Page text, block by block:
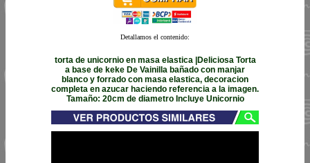
Detallamos el contenido:
torta de unicornio en masa elastica |Deliciosa Torta
a base de keke De Vainilla bañado con manjar
blanco y forrado con masa elastica, decoracion
completa en azucar haciendo referencia a la imagen.
Tamaño: 20cm de diametro Incluye Unicornio